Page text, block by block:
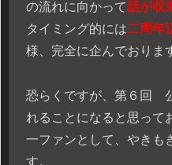
の流れに向かって話が収
タイミング的には二周年
様、完全に企んでおりま
恐らくですが、第６回
れることになると思って
一ファンとして、やきも
す。